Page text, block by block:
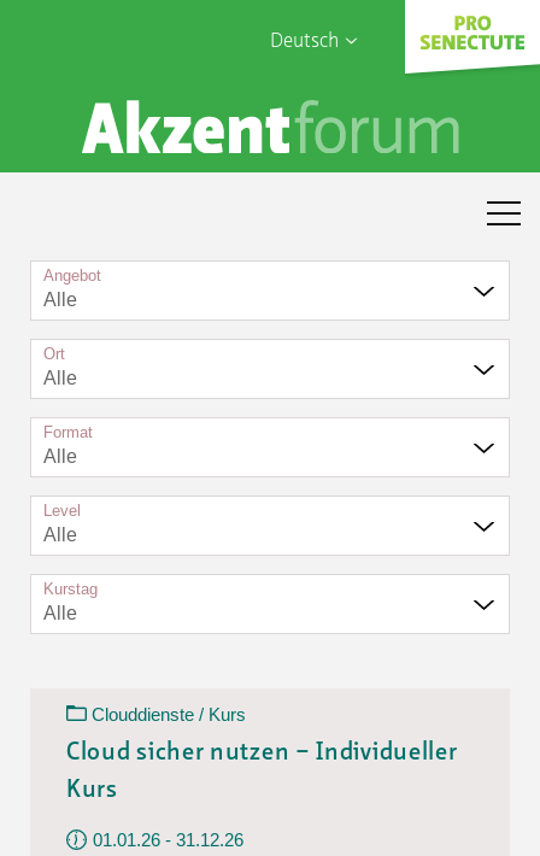
Deutsch
English
Français
Sophia Care
Angebot
Alle
Ort
Alle
Format
Alle
Level
Alle
Kurstag
Alle
Clouddienste / Kurs
Cloud sicher nutzen – Individueller
Kurs
01.01.26 - 31.12.26